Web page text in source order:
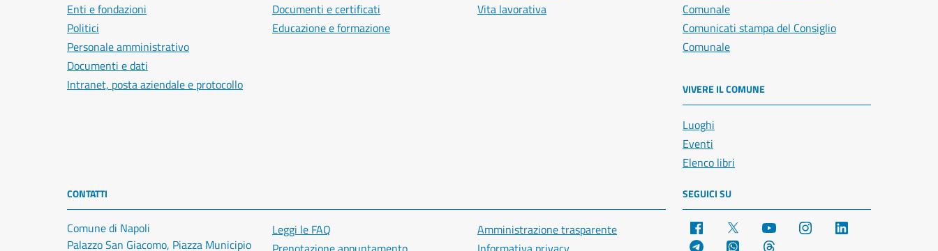
Enti e fondazioni
Politici
Personale amministrativo
Documenti e dati
Intranet, posta aziendale e protocollo
Documenti e certificati
Educazione e formazione
Vita lavorativa
Comunale
Comunicati stampa del Consiglio
Comunale
VIVERE IL COMUNE
Luoghi
Eventi
Elenco libri
CONTATTI
Comune di Napoli
Palazzo San Giacomo, Piazza Municipio
Leggi le FAQ
Amministrazione trasparente
SEGUICI SU
Facebook YouTube Instagram
Telegram WhatsApp